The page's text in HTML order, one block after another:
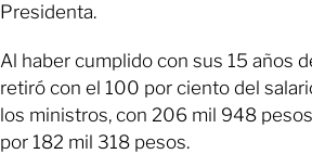
Presidenta.
Al haber cumplido con sus 15 años
retiró con el 100 por ciento del
los ministros, con 206 mil 948
por 182 mil 318 pesos.